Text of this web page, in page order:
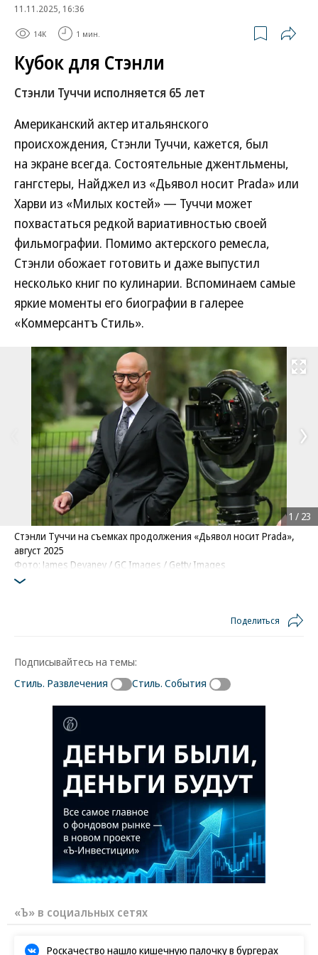
11.11.2025, 16:36
14K 1 мин.
Кубок для Стэнли
Стэнли Туччи исполняется 65 лет
Американский актер итальянского
происхождения, Стэнли Туччи, кажется, был
на экране всегда. Состоятельные джентльмены,
гангстеры, Найджел из «Дьявол носит Prada» или
Харви из «Милых костей» — Туччи может
похвастаться редкой вариативностью своей
фильмографии. Помимо актерского ремесла,
Стэнли обожает готовить и даже выпустил
несколько книг по кулинарии. Вспоминаем самые
яркие моменты его биографии в галерее
«Коммерсантъ Стиль».
Развернуть
Стэнли Туччи на съемках продолжения «Дьявол носит Prada»,
август 2025
Фото: James Devaney / GC Images / Getty Images
1 / 23
Поделиться
Подписывайтесь на темы:
Стиль. Развлечения
Стиль. События
«Ъ» в социальных сетях
Роскачество нашло кишечную палочку в бургерах